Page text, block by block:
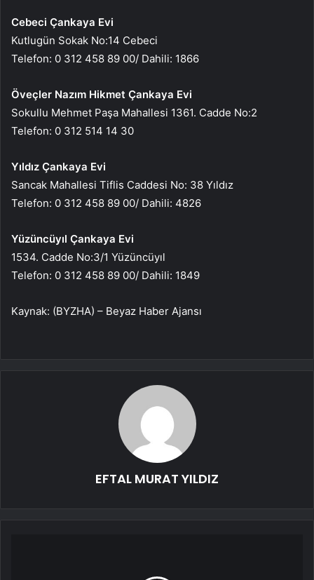
Cebeci Çankaya Evi
Kutlugün Sokak No:14 Cebeci
Telefon: 0 312 458 89 00/ Dahili: 1866
Öveçler Nazım Hikmet Çankaya Evi
Sokullu Mehmet Paşa Mahallesi 1361. Cadde No:2
Telefon: 0 312 514 14 30
Yıldız Çankaya Evi
Sancak Mahallesi Tiflis Caddesi No: 38 Yıldız
Telefon: 0 312 458 89 00/ Dahili: 4826
Yüzüncüyıl Çankaya Evi
1534. Cadde No:3/1 Yüzüncüyıl
Telefon: 0 312 458 89 00/ Dahili: 1849
Kaynak: (BYZHA) – Beyaz Haber Ajansı
EFTAL MURAT YILDIZ